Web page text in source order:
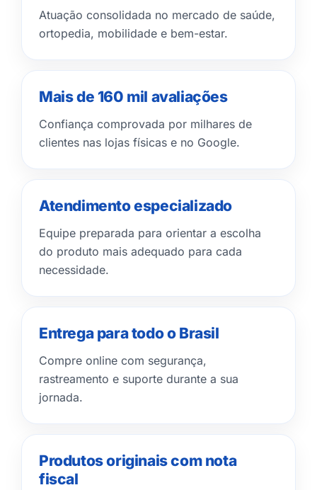
Atuação consolidada no mercado de saúde,
ortopedia, mobilidade e bem-estar.
Mais de 160 mil avaliações
Confiança comprovada por milhares de
clientes nas lojas físicas e no Google.
Atendimento especializado
Equipe preparada para orientar a escolha
do produto mais adequado para cada
necessidade.
Entrega para todo o Brasil
Compre online com segurança,
rastreamento e suporte durante a sua
jornada.
Produtos originais com nota
fiscal